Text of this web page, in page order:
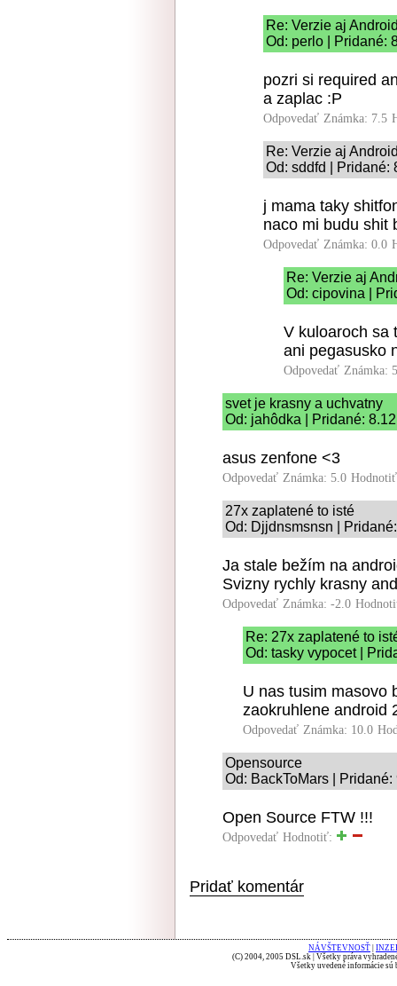
Re: Verzie aj
Od: perlo | Pridané:
pozri si required
a zaplac :P
Odpovedať Známka: 7.5
Re: Verzie aj
Od: sddfd | Pridané:
j mama taky
naco mi budu shit
Odpovedať Známka: 0.0
Re: Verzie aj
Od: cipovina |
V kuloaroch sa
ani pegasusko
Odpovedať Známka:
svet je krasny a uchvatny
Od: jahôdka | Pridané:
asus zenfone <3
Odpovedať Známka: 5.0
27x zaplatené to isté
Od: Djjdnsmsnsn |
Ja stale bežím na
Svizny rychly krasny
Odpovedať Známka: -2.0
Re: 27x zaplatené to
Od: tasky vypocet |
U nas tusim masovo
zaokruhlene android
Odpovedať Známka: 10.0
Opensource
Od: BackToMars |
Open Source FTW !!!
Odpovedať Hodnotiť:
Pridať komentár
NÁVŠTEVNOSŤ
(C) 2004, 2005 DSL.sk | Všetky práva
Všetky uvedené informácie sú